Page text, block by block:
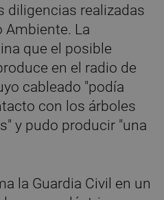
diligencias realizadas
Ambiente. La
que el posible
en el radio de
cableado "podía
con los árboles
y pudo producir "una
la Guardia Civil en un